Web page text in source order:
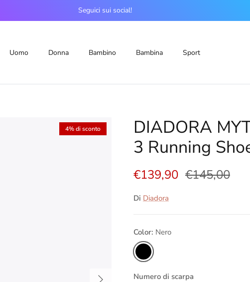
Seguici sui social!
Uomo Donna Bambino Bambina Sport
Avanti
4% di sconto
DIADORA
3 Running
€139,90 €145,00
Di Diadora
Color: Nero
Nero
Numero di scarpa